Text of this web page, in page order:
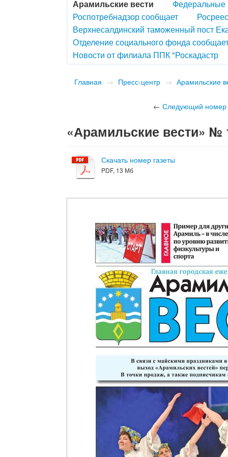
Арамильские вести
Федеральные
Роспотребнадзор сообщает
Верхнесалдинский таможенный пост
Отделение социального фонда
Новости от филиала ППК "Роскадастр
Главная → Пресс-центр → Арамильские
←Следующий номер
«Арамильские вести» №
Скачать номер газеты
PDF, 13 Мб